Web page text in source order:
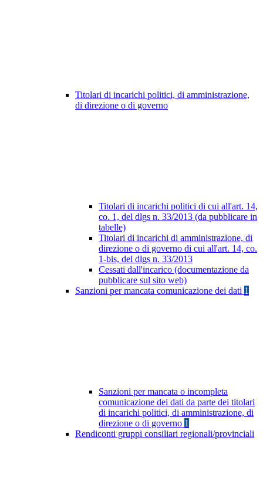
Titolari di incarichi politici, di amministrazione,
di direzione o di governo
Titolari di incarichi politici di cui all'art. 14,
co. 1, del dlgs n. 33/2013 (da pubblicare in
tabelle)
Titolari di incarichi di amministrazione, di
direzione o di governo di cui all'art. 14, co.
1-bis, del dlgs n. 33/2013
Cessati dall'incarico (documentazione da
pubblicare sul sito web)
Sanzioni per mancata comunicazione dei dati 1
Sanzioni per mancata o incompleta
comunicazione dei dati da parte dei titolari
di incarichi politici, di amministrazione, di
direzione o di governo 1
Rendiconti gruppi consiliari regionali/provinciali